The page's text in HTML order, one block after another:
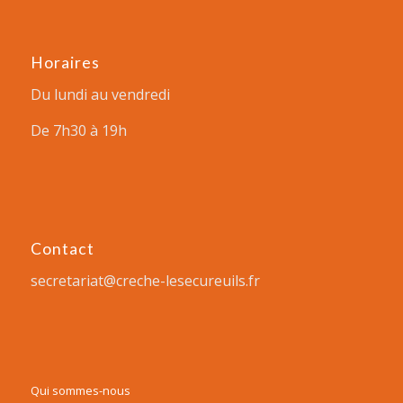
Horaires
Du lundi au vendredi
De 7h30 à 19h
Contact
secretariat@creche-lesecureuils.fr
Qui sommes-nous